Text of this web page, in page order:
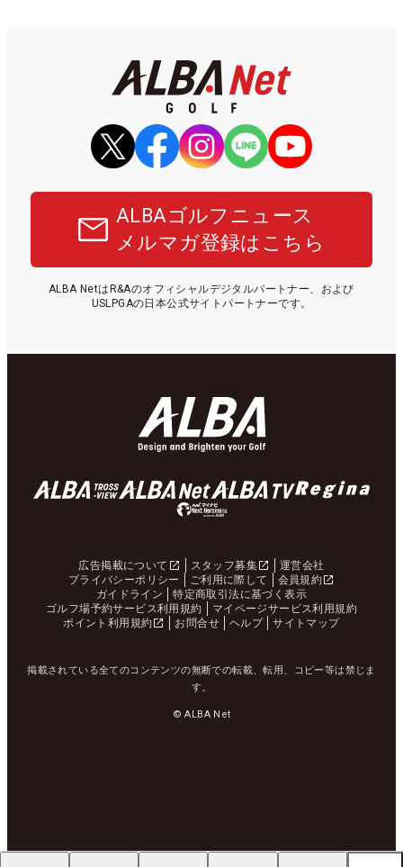
ALBAゴルフニュース
メルマガ登録はこちら
ALBA NetはR&Aのオフィシャルデジタルパートナー、および
USLPGAの日本公式サイトパートナーです。
広告掲載について スタッフ募集
運営会社
プライバシーポリシー
ご利用に際して
会員規約
ガイドライン
特定商取引法に基づく表示
ゴルフ場予約サービス利用規約
マイページサービス利用規約
ポイント利用規約
お問合せ ヘルプ サイトマップ
掲載されている全てのコンテンツの無断での転載、転用、コピー等は禁じま
す。
© ALBA Net